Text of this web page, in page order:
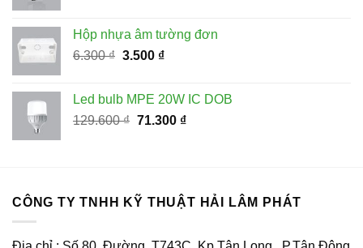
59.400 ₫.là:
Hộp nhựa âm tường đơn
6.300₫ Giá
6.300 ₫.
3.500 ₫Giá
là:
3.500 ₫.
Led bulb MPE 20W IC DOB
129.600₫ Giá
71.300 ₫Giá
CÔNG TY TNHH KỸ THUẬT HẢI LÂM PHÁT